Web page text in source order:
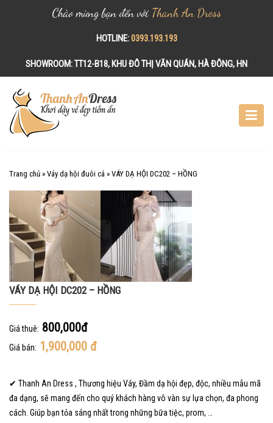
Chào mừng bạn đến với Thanh An Dress
HOTLINE:0393.193.193
SHOWROOM:TT12-B18, KHU ĐÔ THỊ VĂN QUÁN, HÀ ĐÔNG, HN
Trang chủ » Váy dạ hội đuôi cá » VÁY DẠ HỘI DC202 – HỒNG
VÁY DẠ HỘI DC202 – HỒNG
Giá thuê: 800,000đ
Giá bán: 1,900,000 đ
✔ Thanh An Dress , Thương hiệu Váy, Đầm dạ hội đẹp, độc, nhiều mẫu mã
đa dạng, sẽ mang đến cho quý khách hàng vô vàn sự lựa chọn, đa phong
cách. Giúp bạn tỏa sáng nhất trong những bữa tiệc, prom, …